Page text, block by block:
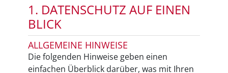
1. DATENSCHUTZ AUF EINEN
BLICK
ALLGEMEINE HINWEISE
Die folgenden Hinweise geben einen
einfachen Überblick darüber, was mit Ihren